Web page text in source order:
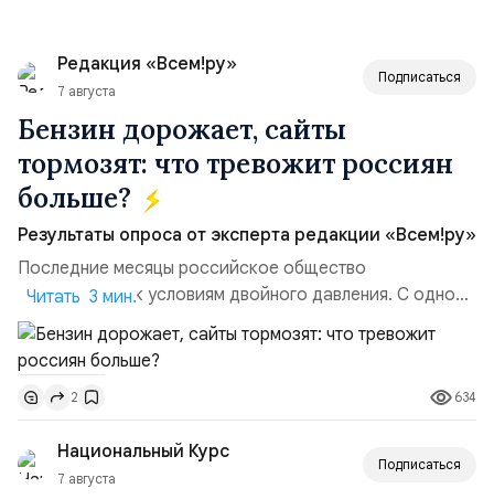
Редакция «Всем!ру»
7 августа
Подписаться
Бензин дорожает, сайты
тормозят: что тревожит россиян
больше?
Результаты опроса от эксперта редакции «Всем!ру»
Последние месяцы российское общество
адаптируется к условиям двойного давления. С одной
стороны, происходит рост цен на товары первой
необходимости, инфляция и локальные сбои в
поставках бензина. А с другой – технологическая
турбулентность: перебои в работе интернета,
блокировки сайтов, необходимость осваивать VPN и
российские платформы.Что из этого бье...
Читать 3 мин.
2 634
Национальный Курс
7 августа
Подписаться